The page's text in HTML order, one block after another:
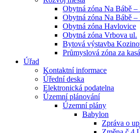
Obytná zóna Na Bábě –
Obytná zóna Na Bábě –
Obytná zóna Havlovice
Obytná zóna Vrbova ul.
Bytová výstavba
Průmyslová zóna za
Úřad
Kontaktní informace
Úřední deska
Elektronická podatelna
Územní plánování
Územní plány
Babylon
Zpráva o